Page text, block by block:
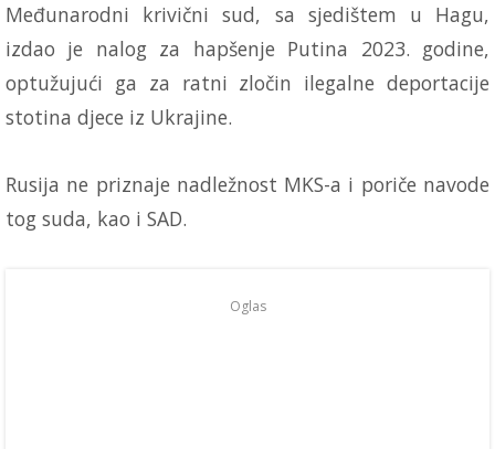
Međunarodni krivični sud, sa sjedištem u Hagu,
izdao je nalog za hapšenje Putina 2023. godine,
optužujući ga za ratni zločin ilegalne deportacije
stotina djece iz Ukrajine.
Rusija ne priznaje nadležnost MKS-a i poriče navode
tog suda, kao i SAD.
Oglas